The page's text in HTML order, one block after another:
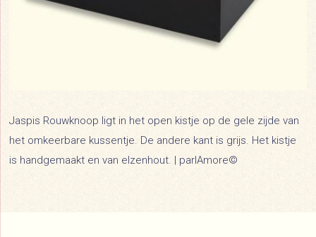
Jaspis Rouwknoop ligt in het open kistje op de gele zijde van
het omkeerbare kussentje. De andere kant is grijs. Het kistje
is handgemaakt en van elzenhout. | parlAmore©